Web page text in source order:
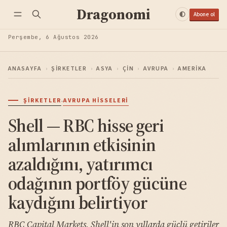
Dragonomi Abone ol
Perşembe, 6 Ağustos 2026
ANASAYFA › ŞIRKETLER › ASYA › ÇIN › AVRUPA › AMERIKA
ŞIRKETLER·AVRUPA HISSELERI
Shell — RBC hisse geri
alımlarının etkisinin
azaldığını, yatırımcı
odağının portföy gücüne
kaydığını belirtiyor